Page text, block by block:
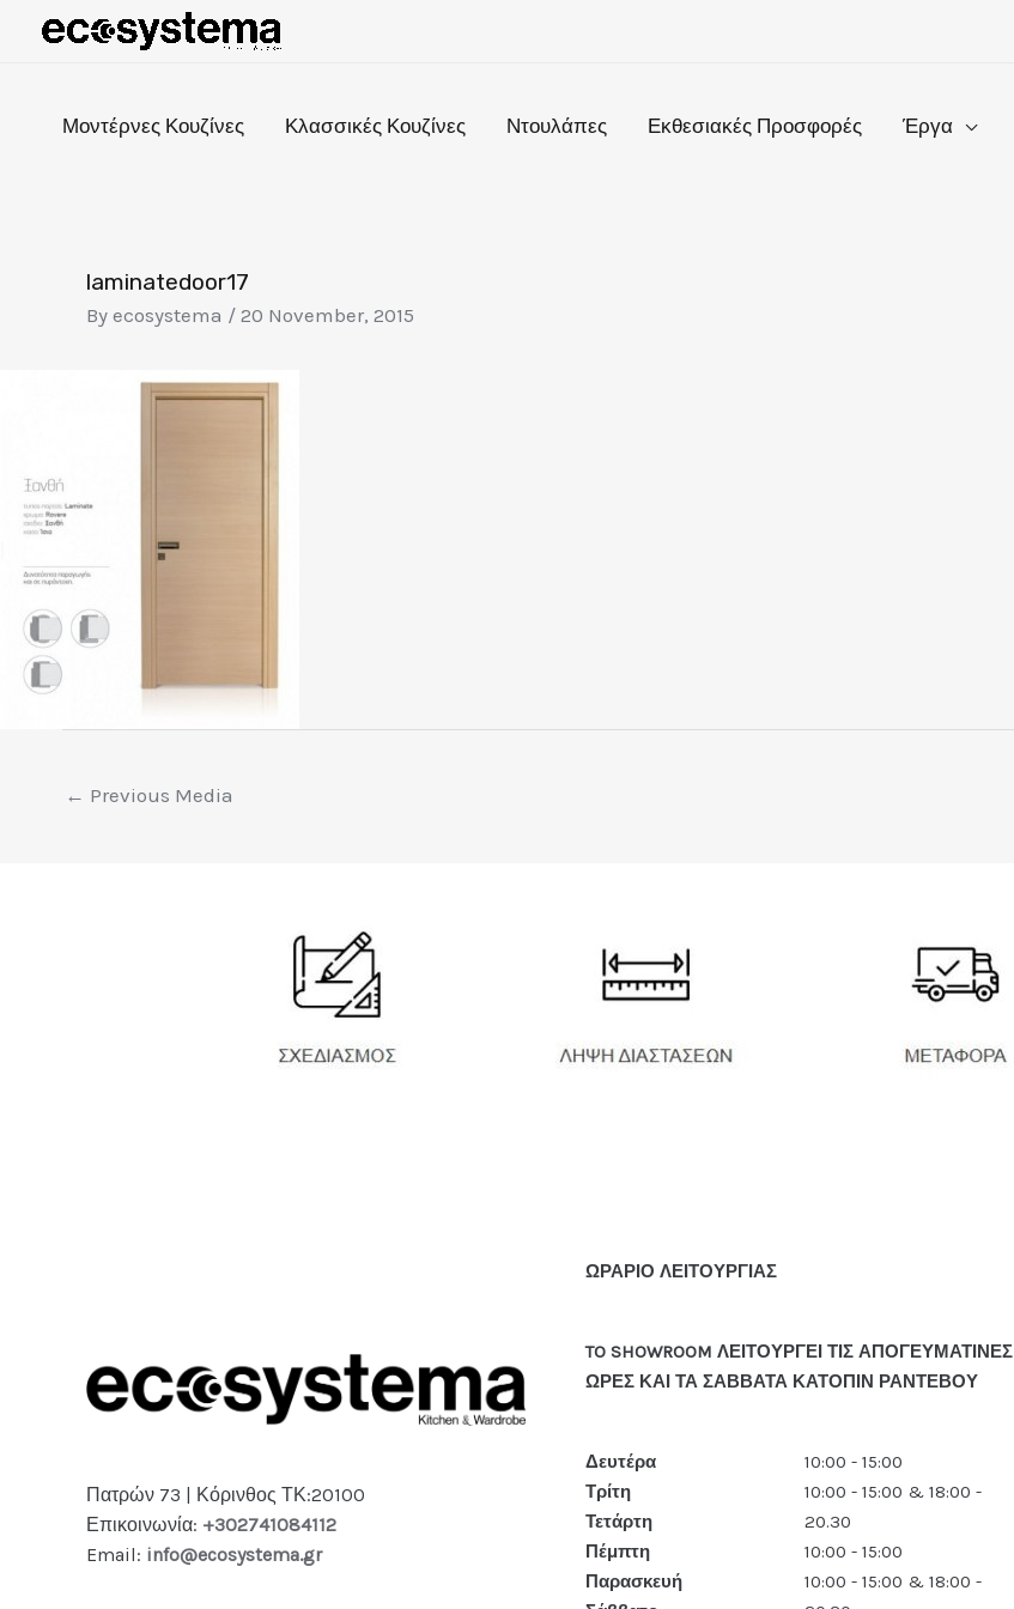
Μοντέρνες Κουζίνες Κλασσικές Κουζίνες Ντουλάπες Εκθεσιακές Προσφορές Έργα
laminatedoor17
By ecosystema / 20 November, 2015
← Previous Media
Πατρών 73 | Κόρινθος ΤΚ:20100
Επικοινωνία: +302741084112
Email: info@ecosystema.gr
ΩΡΑΡΙΟ ΛΕΙΤΟΥΡΓΙΑΣ
TO SHOWROOM ΛΕΙΤΟΥΡΓΕΙ ΤΙΣ ΑΠΟΓΕΥΜΑΤΙΝΕΣ
ΩΡΕΣ ΚΑΙ ΤΑ ΣΑΒΒΑΤΑ ΚΑΤΟΠΙΝ ΡΑΝΤΕΒΟΥ
Δευτέρα
Τρίτη
Τετάρτη
Πέμπτη
Παρασκευή
10:00 - 15:00
10:00 - 15:00 & 18:00 -
20.30
10:00 - 15:00
10:00 - 15:00 & 18:00 -